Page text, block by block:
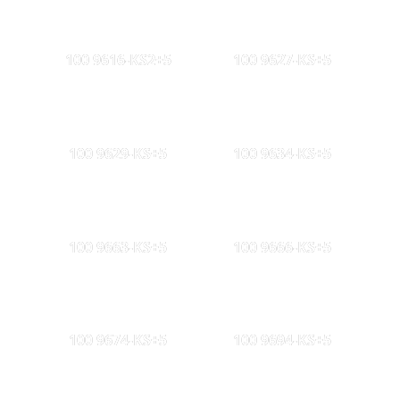
100 9616-KS2+5 100 9627-KS+5
100 9629-KS+5 100 9634-KS+5
100 9663-KS+5 100 9666-KS+5
100 9674-KS+5 100 9694-KS+5